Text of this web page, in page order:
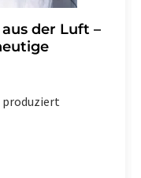
der Luft –
produziert